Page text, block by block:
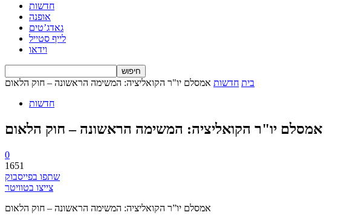
חדשות
אופנה
גאדג’טים
לייף סטייל
וידאו
בית חדשות אמסלם יו"ר הקואליציה: המשימה הראשונה – חוק הלאום
חדשות
אמסלם יו"ר הקואליציה: המשימה הראשונה – חוק הלאום
0
1651
שתפו בפייסבוק
צייצו בטוויטר
אמסלם יו”ר הקואליציה: המשימה הראשונה – חוק הלאום